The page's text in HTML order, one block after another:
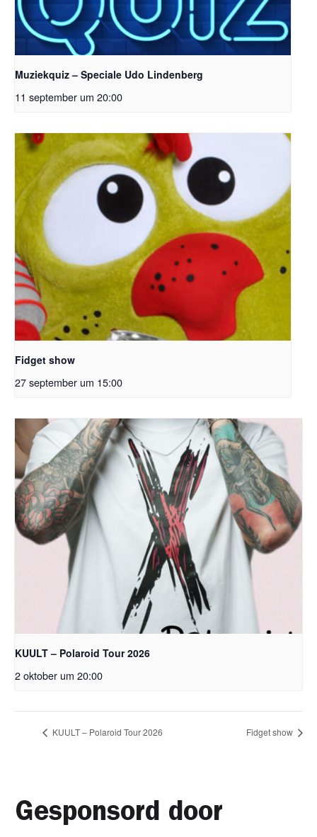
Muziekquiz – Speciale Udo Lindenberg
11 september um 20:00
Fidget show
27 september um 15:00
KUULT – Polaroid Tour 2026
2 oktober um 20:00
KUULT – Polaroid Tour 2026 Fidget show
Gesponsord door